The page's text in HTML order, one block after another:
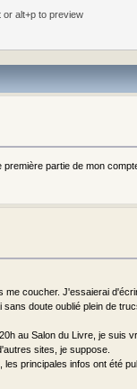
alt+p to preview
première partie de mon
me coucher. J'essaierai
doute oublié plein de
au Salon du Livre, je suis
sites, je suppose.
principales infos ont été